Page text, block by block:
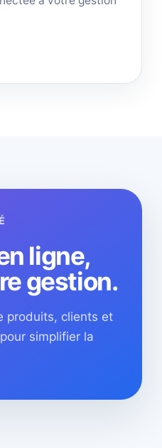
ligne,
gestion.
produits, clients et
simplifier la